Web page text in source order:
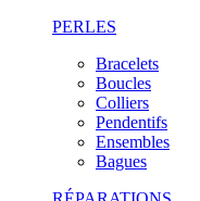
PERLES
Bracelets
Boucles
Colliers
Pendentifs
Ensembles
Bagues